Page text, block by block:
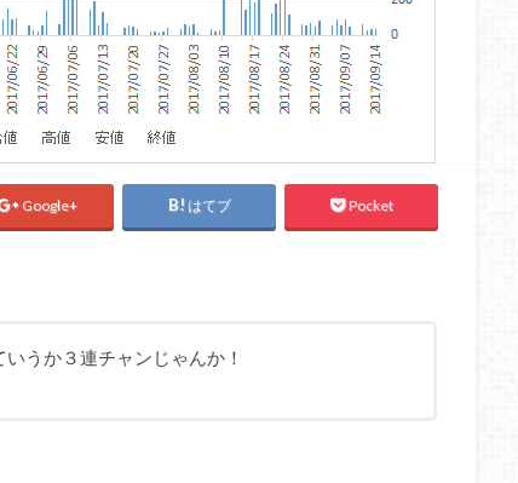
Google+ はてブ Pocket
うか３連チャンじゃんか！